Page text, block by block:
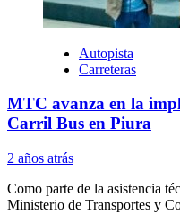
Autopista
Carreteras
MTC avanza en la
Carril Bus en Piura
2 años atrás
Como parte de la asistencia
Ministerio de Transportes y